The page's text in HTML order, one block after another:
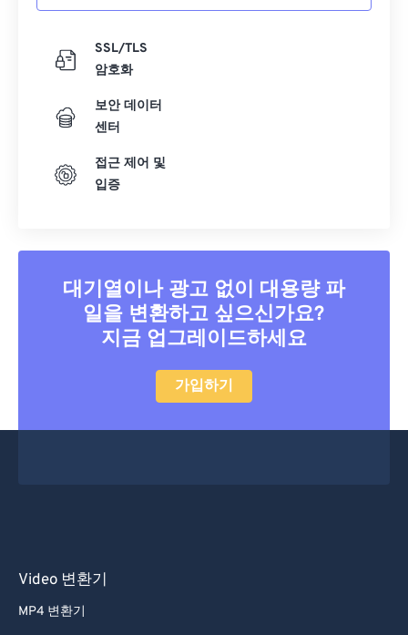
SSL/TLS
암호화
보안 데이터
센터
접근 제어 및
입증
대기열이나 광고 없이 대용량 파
일을 변환하고 싶으신가요?
지금 업그레이드하세요
가입하기
Video 변환기
MP4 변환기